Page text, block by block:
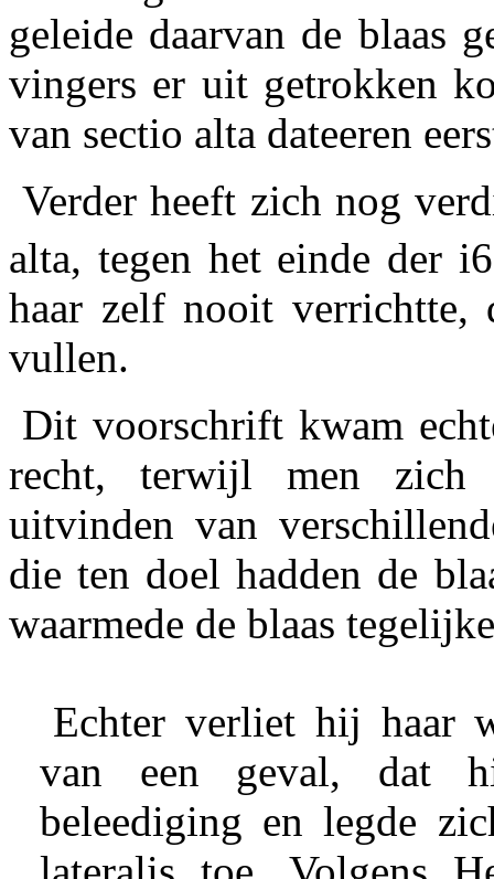
geleide daarvan de blaas
vingers er uit getrokken
van sectio alta dateeren
Verder heeft zich nog
alta, tegen het einde der i6
haar zelf nooit verrichtte,
vullen.
Dit voorschrift kwam
recht, terwijl men zich
uitvinden van
die ten doel hadden de
waarmede de blaas
Echter verliet hij haar
van een geval, dat
beleediging en legde